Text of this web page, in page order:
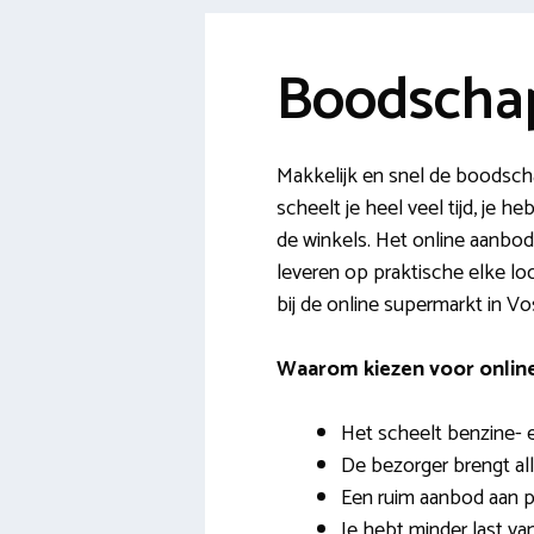
Makkelijk en snel de
scheelt je heel veel tijd, je
de winkels. Het online
leveren op praktische elke
bij de online supermarkt in
Waarom kiezen voor
Het scheelt benzine-
De bezorger brengt
Een ruim aanbod aan